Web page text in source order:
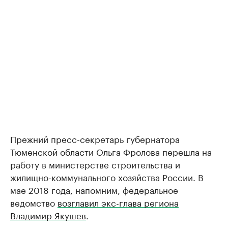
Прежний пресс-секретарь губернатора
Тюменской области Ольга Фролова перешла на
работу в министерстве строительства и
жилищно-коммунального хозяйства России. В
мае 2018 года, напомним, федеральное
ведомство возглавил экс-глава региона
Владимир Якушев.